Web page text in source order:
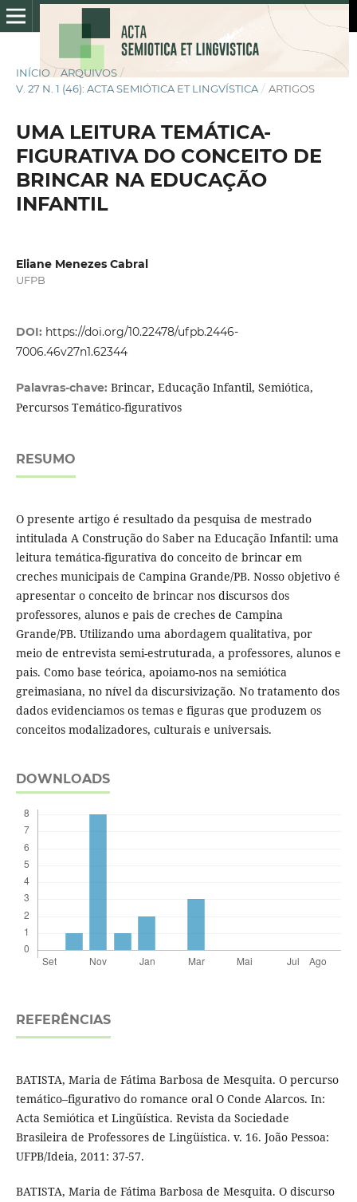
INÍCIO / ARQUIVOS /
V. 27 N. 1 (46): ACTA SEMIÓTICA ET LINGVÍSTICA / ARTIGOS
UMA LEITURA TEMÁTICA-
FIGURATIVA DO CONCEITO DE
BRINCAR NA EDUCAÇÃO
INFANTIL
Eliane Menezes Cabral
UFPB
DOI: https://doi.org/10.22478/ufpb.2446-
7006.46v27n1.62344
Palavras-chave: Brincar, Educação Infantil, Semiótica,
Percursos Temático-figurativos
RESUMO
O presente artigo é resultado da pesquisa de mestrado
intitulada A Construção do Saber na Educação Infantil: uma
leitura temática-figurativa do conceito de brincar em
creches municipais de Campina Grande/PB. Nosso objetivo é
apresentar o conceito de brincar nos discursos dos
professores, alunos e pais de creches de Campina
Grande/PB. Utilizando uma abordagem qualitativa, por
meio de entrevista semi-estruturada, a professores, alunos e
pais. Como base teórica, apoiamo-nos na semiótica
greimasiana, no nível da discursivização. No tratamento dos
dados evidenciamos os temas e figuras que produzem os
conceitos modalizadores, culturais e universais.
DOWNLOADS
REFERÊNCIAS
BATISTA, Maria de Fátima Barbosa de Mesquita. O percurso
temático–figurativo do romance oral O Conde Alarcos. In:
Acta Semiótica et Lingüística. Revista da Sociedade
Brasileira de Professores de Lingüística. v. 16. João Pessoa:
UFPB/Ideia, 2011: 37-57.
BATISTA, Maria de Fátima Barbosa de Mesquita. O discurso